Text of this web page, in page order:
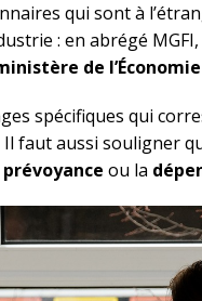
qui sont à
: en abrégé
de
spécifiques qui
faut aussi souligner
prévoyance ou la